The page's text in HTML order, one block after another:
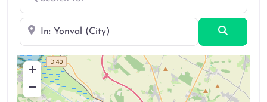
Near
+
−